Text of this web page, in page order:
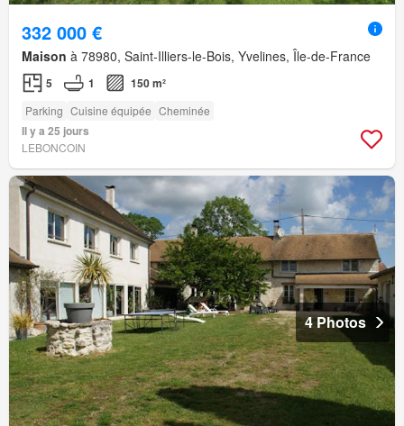
332 000 €
Maison à 78980, Saint-Illiers-le-Bois, Yvelines, Île-de-France
5 1 150 m²
Parking Cuisine équipée Cheminée
Il y a 25 jours
LEBONCOIN
4 Photos